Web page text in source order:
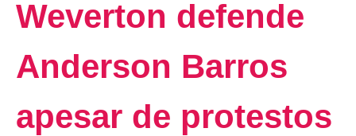
Weverton defende
Anderson Barros
apesar de protestos